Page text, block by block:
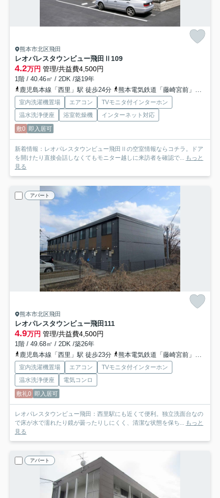
熊本市北区飛田
レオパレスタウンビュー飛田Ⅱ 109
4.2万円 管理/共益費4,500円
1階 / 40.46㎡ / 2DK /築19年
鹿児島本線「西里」駅 徒歩24分
熊本電気鉄道「藤崎宮前」駅 バス34分 「外沖」 停歩5分
室内洗濯機置場 エアコン
TVモニタ付インターホン
温水洗浄便座
浴室乾燥機
インターネット対応
敷0 即入居可
新着情報：レオパレスタウンビュー飛田Ⅱの空室情報ならコチラ。ドア
を開けたり直接会話しなくてもモニター越しに来訪者を確認で... もっと
見る
アパート
熊本市北区飛田
レオパレスタウンビュー飛田111
4.9万円 管理/共益費4,500円
1階 / 49.68㎡ / 2DK /築26年
鹿児島本線「西里」駅 徒歩23分
熊本電気鉄道「藤崎宮前」駅 バス29分 「昇立」 停歩5分
室内洗濯機置場 エアコン
TVモニタ付インターホン
温水洗浄便座
電気コンロ
敷礼0 即入居可
レオパレスタウンビュー飛田：西里駅にも近くて便利。独立洗面台なの
で床が水で濡れたり鏡が曇ったりしにくく、清潔な状態を保ち... もっと
見る
アパート